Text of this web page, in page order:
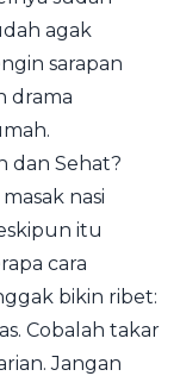
agak
sarapan
drama
dan Sehat?
nasi
itu
cara
bikin ribet:
Cobalah takar
Jangan